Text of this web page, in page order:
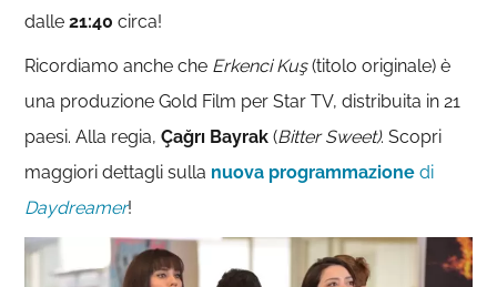
dalle21:40 circa!
Ricordiamo anche che Erkenci Kuş(titolo originale) è
una produzione Gold Film per Star TV, distribuita in 21
paesi. Alla regia,Çağrı Bayrak (Bitter Sweet). Scopri
maggiori dettagli sulla nuova programmazione di
Daydreamer!